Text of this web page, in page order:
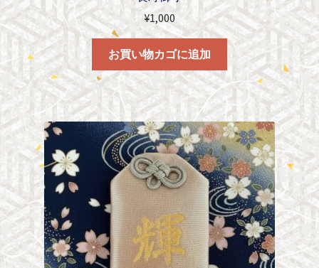
¥1,000
お買い物カゴに追加